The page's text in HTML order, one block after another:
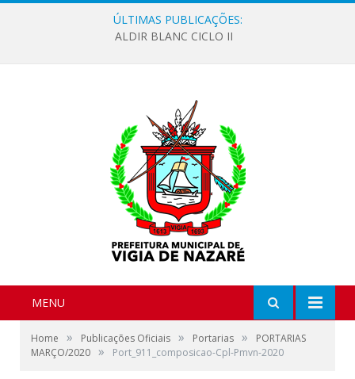
ÚLTIMAS PUBLICAÇÕES:
ALDIR BLANC CICLO II
MENU
Home » Publicações Oficiais » Portarias »
PORTARIAS
MARÇO/2020 » Port_911_composicao-Cpl-Pmvn-2020